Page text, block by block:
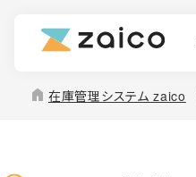
home 在庫管理システム zaico